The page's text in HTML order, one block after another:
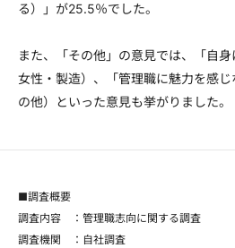
る）」が25.5％でした。
また、「その他」の意見では、「自
女性・製造）、「管理職に魅力を感
の他）といった意見も挙がりました。
■調査概要
調査内容 ：管理職志向に関する調査
調査機関 ：自社調査